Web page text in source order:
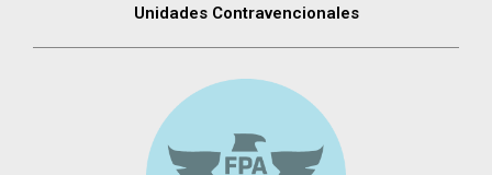
Unidades Contravencionales